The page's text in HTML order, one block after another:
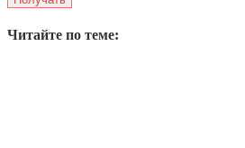
Читайте по теме: